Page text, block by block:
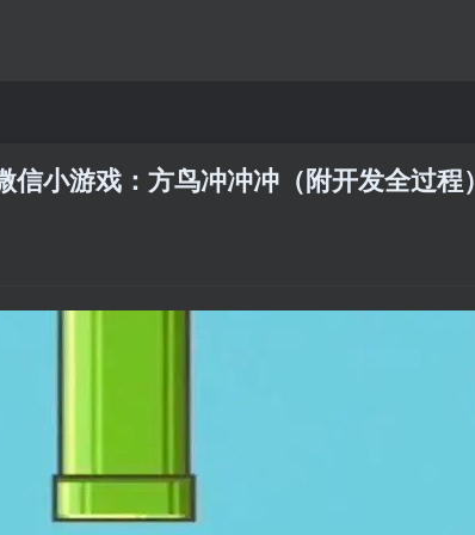
小游戏：方鸟冲冲冲（附开发全过程）